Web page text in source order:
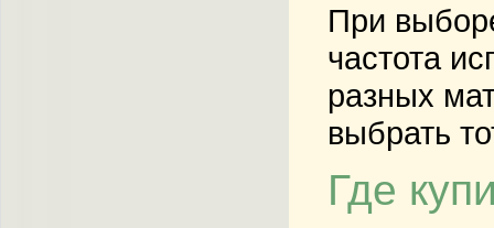
При
частота
разных
выбрать
Где